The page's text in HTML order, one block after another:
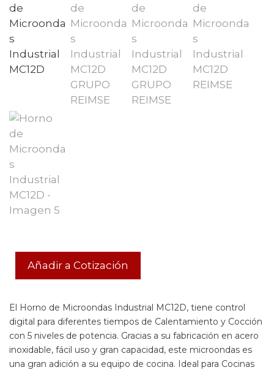
Añadir a Cotización
El Horno de Microondas Industrial MC12D, tiene control
digital para diferentes tiempos de Calentamiento y Cocción
con 5 niveles de potencia. Gracias a su fabricación en acero
inoxidable, fácil uso y gran capacidad, este microondas es
una gran adición a su equipo de cocina. Ideal para Cocinas